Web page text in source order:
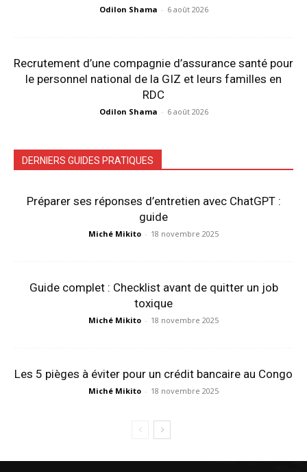
Odilon Shama - 6 août 2026
Recrutement d’une compagnie d’assurance santé pour
le personnel national de la GIZ et leurs familles en
RDC
Odilon Shama - 6 août 2026
DERNIERS GUIDES PRATIQUES
Préparer ses réponses d’entretien avec ChatGPT :
guide
Miché Mikito - 18 novembre 2025
Guide complet : Checklist avant de quitter un job
toxique
Miché Mikito - 18 novembre 2025
Les 5 pièges à éviter pour un crédit bancaire au Congo
Miché Mikito - 18 novembre 2025